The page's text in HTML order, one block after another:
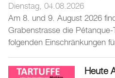
Dienstag, 04.08.2026
Am 8. und 9. August 2026
Grabenstrasse die
folgenden Einschränkungen
Heute